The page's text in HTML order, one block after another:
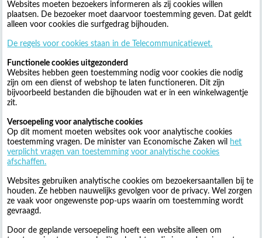
Websites moeten bezoekers informeren als zij cookies willen
plaatsen. De bezoeker moet daarvoor toestemming geven. Dat geldt
alleen voor cookies die surfgedrag bijhouden.
De regels voor cookies staan in de Telecommunicatiewet.
Functionele cookies uitgezonderd
Websites hebben geen toestemming nodig voor cookies die nodig
zijn om een dienst of webshop te laten functioneren. Dit zijn
bijvoorbeeld bestanden die bijhouden wat er in een winkelwagentje
zit.
Versoepeling voor analytische cookies
Op dit moment moeten websites ook voor analytische cookies
toestemming vragen. De minister van Economische Zaken wil
het
verplicht vragen van toestemming voor analytische cookies
afschaffen.
Websites gebruiken analytische cookies om bezoekersaantallen bij te
houden. Ze hebben nauwelijks gevolgen voor de privacy. Wel zorgen
ze vaak voor ongewenste pop-ups waarin om toestemming wordt
gevraagd.
Door de geplande versoepeling hoeft een website alleen om